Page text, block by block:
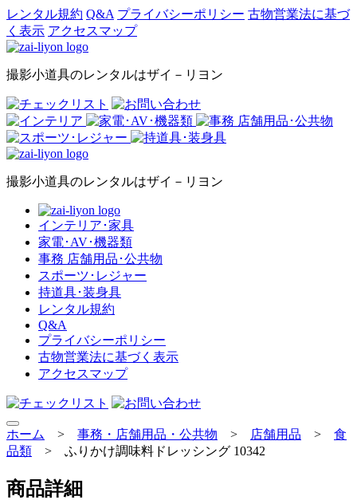
レンタル規約 Q&A プライバシーポリシー 古物営業法に基づ
く表示 アクセスマップ
撮影小道具のレンタルはザイ－リヨン
撮影小道具のレンタルはザイ－リヨン
インテリア･家具
家電･AV･機器類
事務 店舗用品･公共物
スポーツ･レジャー
持道具･装身具
レンタル規約
Q&A
プライバシーポリシー
古物営業法に基づく表示
アクセスマップ
ホーム > 事務・店舗用品・公共物 > 店舗用品 >
食
品類
> ふりかけ調味料ドレッシング 10342
商品詳細